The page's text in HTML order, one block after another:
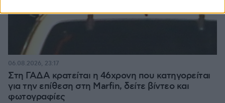
Στη ΓΑΔΑ κρατείται η 46χρονη που κατηγορείται
για την επίθεση στη Marfin, δείτε βίντεο και
φωτογραφίες
06.08.2026, 23:17